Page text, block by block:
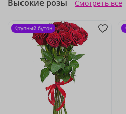
Высокие розы Смотреть все
Крупный бутон